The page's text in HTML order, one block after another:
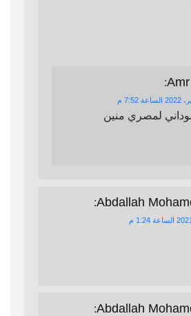
Amr
:
لمصري منين
Abdallah
:
Abdallah
: